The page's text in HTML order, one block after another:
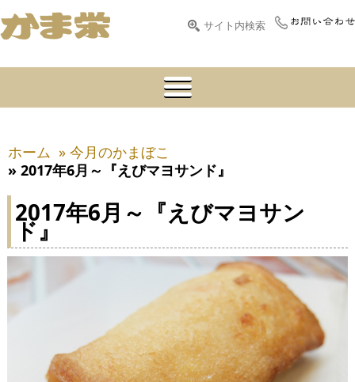
ホーム » 今月のかまぼこ
» 2017年6月～『えびマヨサンド』
2017年6月～『えびマヨサン
ド』